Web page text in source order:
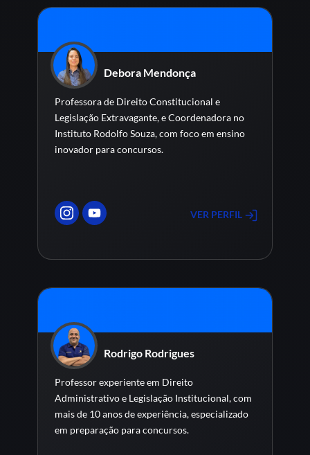
Debora Mendonça
Professora de Direito Constitucional e
Legislação Extravagante, e Coordenadora no
Instituto Rodolfo Souza, com foco em ensino
inovador para concursos.
VER PERFIL
Rodrigo Rodrigues
Professor experiente em Direito
Administrativo e Legislação Institucional, com
mais de 10 anos de experiência, especializado
em preparação para concursos.